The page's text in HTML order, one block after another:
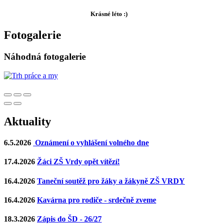
Krásné léto :)
Fotogalerie
Náhodná fotogalerie
Aktuality
6.5.2026 Oznámení o vyhlášení volného dne
17.4.2026 Žáci ZŠ Vrdy opět vítězí!
16.4.2026 Taneční soutěž pro žáky a žákyně ZŠ VRDY
16.4.2026 Kavárna pro rodiče - srdečně zveme
18.3.2026 Zápis do ŠD - 26/27